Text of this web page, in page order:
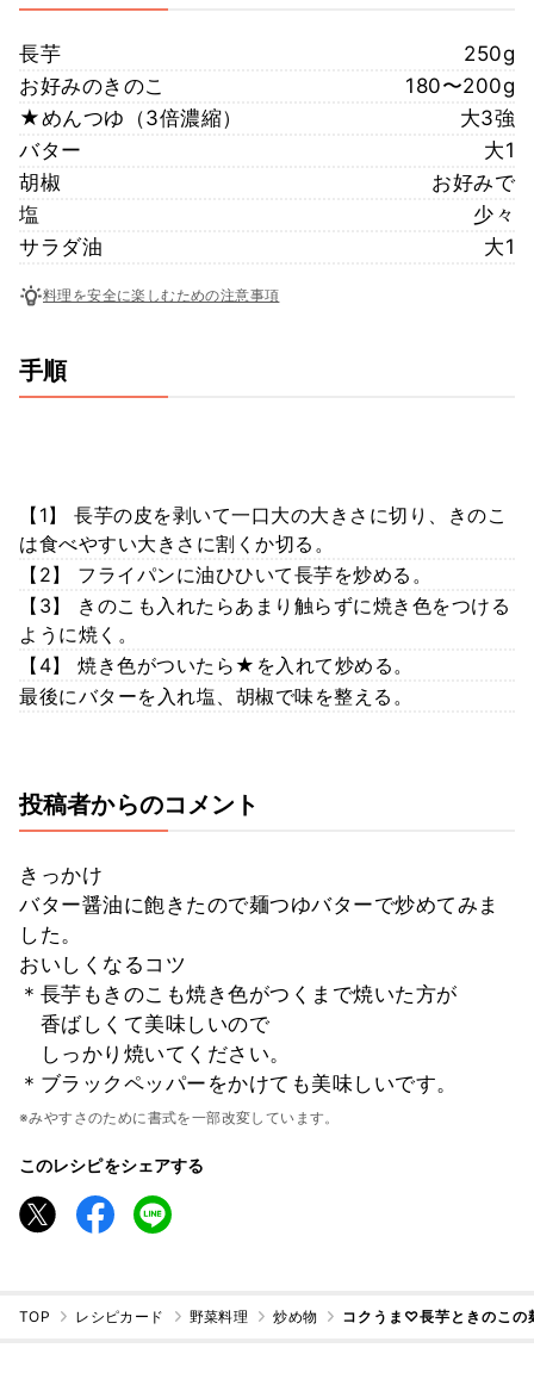
長芋
250g
お好みのきのこ
180〜200g
★めんつゆ（3倍濃縮）
大3強
バター
大1
胡椒
お好みで
塩
少々
サラダ油
大1
料理を安全に楽しむための注意事項
手順
【1】 長芋の皮を剥いて一口大の大きさに切り、きのこ
は食べやすい大きさに割くか切る。
【2】 フライパンに油ひひいて長芋を炒める。
【3】 きのこも入れたらあまり触らずに焼き色をつける
ように焼く。
【4】 焼き色がついたら★を入れて炒める。
最後にバターを入れ塩、胡椒で味を整える。
投稿者からのコメント
きっかけ
バター醤油に飽きたので麺つゆバターで炒めてみま
した。
おいしくなるコツ
＊長芋もきのこも焼き色がつくまで焼いた方が
香ばしくて美味しいので
しっかり焼いてください。
＊ブラックペッパーをかけても美味しいです。
※みやすさのために書式を一部改変しています。
このレシピをシェアする
TOP レシピカード 野菜料理 炒め物 コクうま♡長芋ときのこの